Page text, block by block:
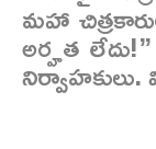
మహా
అర్హత